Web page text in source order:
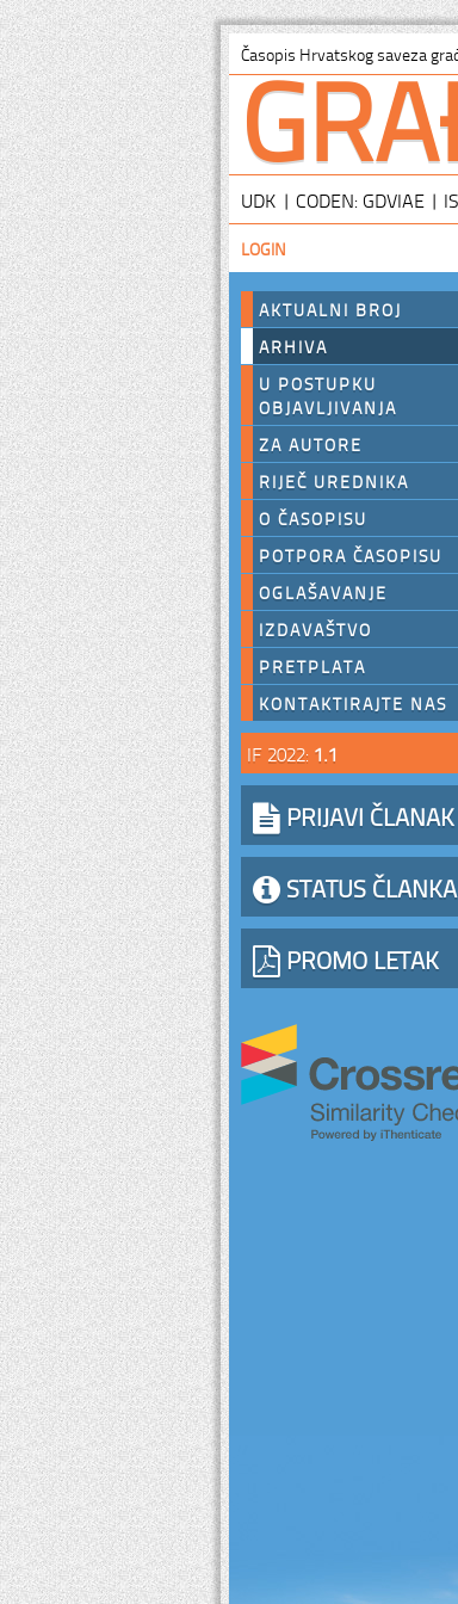
Časopis Hrvatskog saveza
UDK | CODEN: GDVIAE |
LOGIN
AKTUALNI BROJ
ARHIVA
U POSTUPKU
OBJAVLJIVANJA
ZA AUTORE
RIJEČ UREDNIKA
O ČASOPISU
POTPORA ČASOPISU
OGLAŠAVANJE
IZDAVAŠTVO
PRETPLATA
KONTAKTIRAJTE NAS
IF 2022: 1.1
PRIJAVI ČLANAK
STATUS ČLANKA
PROMO LETAK